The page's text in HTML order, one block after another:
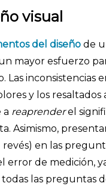
visual
del diseño de
mayor esfuerzo
Las inconsistencias
y los
a reaprenderel
Asimismo,
revés) en las
error de medición,
las preguntas